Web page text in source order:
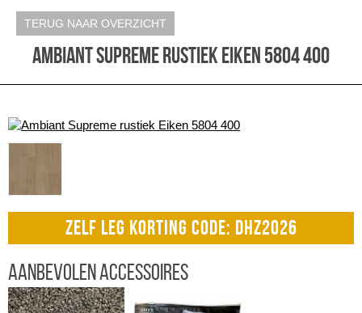
TERUG NAAR OVERZICHT
Ambiant Supreme rustiek Eiken 5804 400
ZELF LEG KORTING CODE: DHZ2026
Aanbevolen accessoires